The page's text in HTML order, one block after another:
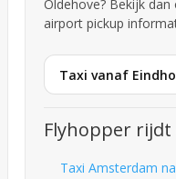
Oldehove? Bekijk
airport pickup
Taxi vanaf
Flyhopper
Taxi Amsterdam